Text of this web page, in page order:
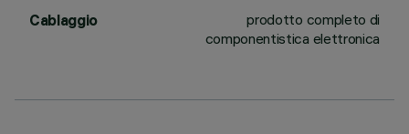
Cablaggio
prodotto completo di
componentistica elettronica